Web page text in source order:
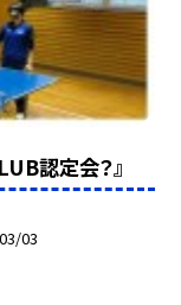
認定会？』
03